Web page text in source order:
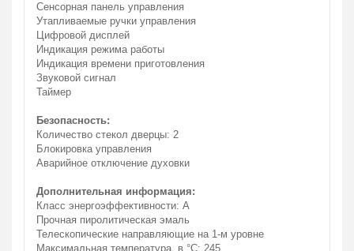
Сенсорная панель управления
Утапливаемые ручки управления
Цифровой дисплей
Индикация режима работы
Индикация времени приготовления
Звуковой сигнал
Таймер
Безопасность:
Количество стекол дверцы: 2
Блокировка управления
Аварийное отключение духовки
Дополнительная информация:
Класс энергоэффективности: A
Прочная пиролитическая эмаль
Телескопические направляющие на 1-м уровне
Максимальная температура, в °C: 245